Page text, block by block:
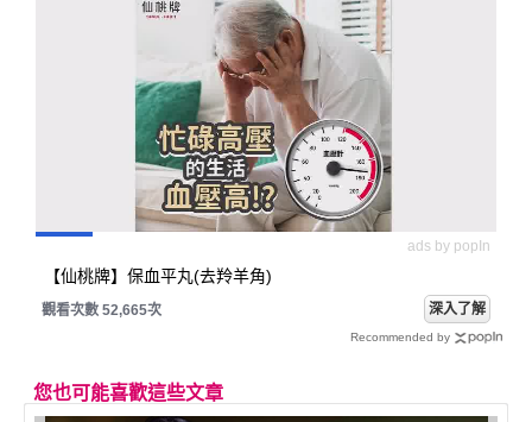
ads by popIn
【仙桃牌】保血平丸(去羚羊角)
觀看次數 52,665次 深入了解
Recommended by
您也可能喜歡這些文章